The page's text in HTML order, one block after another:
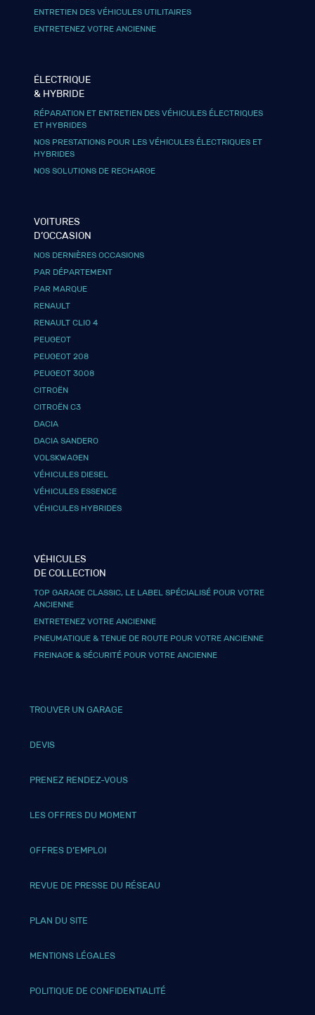
ENTRETIEN DES VÉHICULES UTILITAIRES
ENTRETENEZ VOTRE ANCIENNE
ÉLECTRIQUE
& HYBRIDE
RÉPARATION ET ENTRETIEN DES VÉHICULES ÉLECTRIQUES
ET HYBRIDES
NOS PRESTATIONS POUR LES VÉHICULES ÉLECTRIQUES ET
HYBRIDES
NOS SOLUTIONS DE RECHARGE
VOITURES
D’OCCASION
NOS DERNIÈRES OCCASIONS
PAR DÉPARTEMENT
PAR MARQUE
RENAULT
RENAULT CLIO 4
PEUGEOT
PEUGEOT 208
PEUGEOT 3008
CITROËN
CITROËN C3
DACIA
DACIA SANDERO
VOLSKWAGEN
VÉHICULES DIESEL
VÉHICULES ESSENCE
VÉHICULES HYBRIDES
VÉHICULES
DE COLLECTION
TOP GARAGE CLASSIC, LE LABEL SPÉCIALISÉ POUR VOTRE
ANCIENNE
ENTRETENEZ VOTRE ANCIENNE
PNEUMATIQUE & TENUE DE ROUTE POUR VOTRE ANCIENNE
FREINAGE & SÉCURITÉ POUR VOTRE ANCIENNE
TROUVER UN GARAGE
DEVIS
PRENEZ RENDEZ-VOUS
LES OFFRES DU MOMENT
OFFRES D’EMPLOI
REVUE DE PRESSE DU RÉSEAU
PLAN DU SITE
MENTIONS LÉGALES
POLITIQUE DE CONFIDENTIALITÉ